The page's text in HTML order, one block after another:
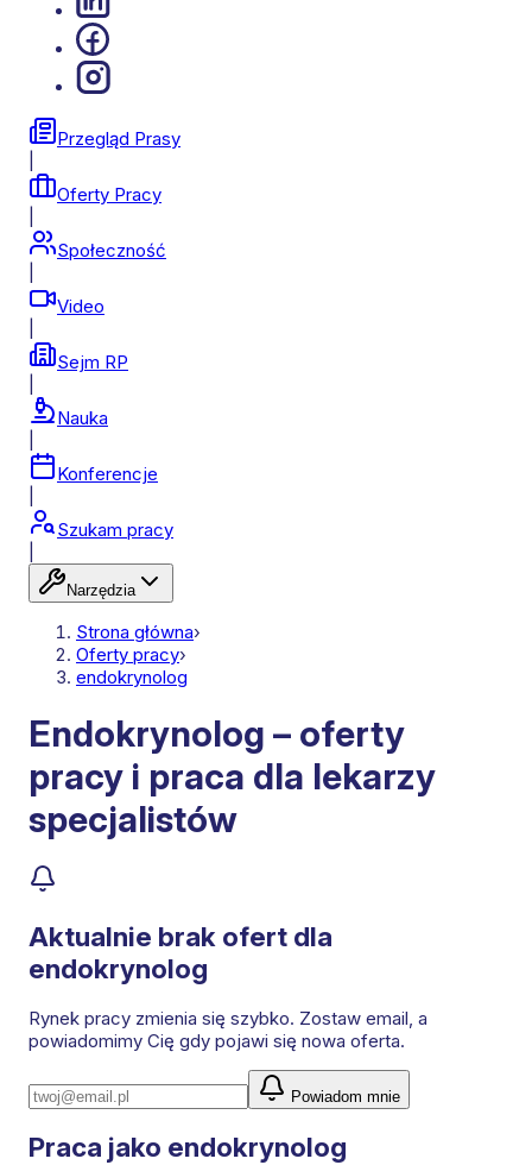
Przegląd Prasy
Oferty Pracy
Społeczność
Video
Sejm RP
Nauka
Konferencje
Szukam pracy
Narzędzia
Strona główna›
Oferty pracy›
endokrynolog
Endokrynolog – oferty
pracy i praca dla lekarzy
specjalistów
Aktualnie brak ofert dla
endokrynolog
Rynek pracy zmienia się szybko. Zostaw email, a
powiadomimy Cię gdy pojawi się nowa oferta.
Powiadom mnie
Praca jako endokrynolog